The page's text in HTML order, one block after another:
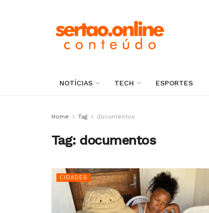
NOTÍCIAS TECH ESPORTES
Home Tag documentos
Tag: documentos
CIDADES